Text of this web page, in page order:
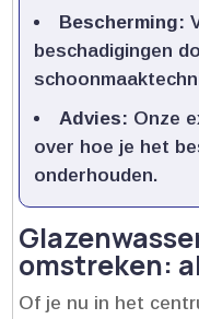
Bescherming:
beschadigingen
Advies: Onze
over hoe je het
onderhouden.​
omstreken:
Of je nu in het